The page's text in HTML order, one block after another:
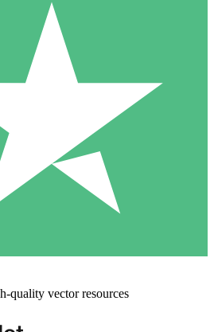
quality vector resources